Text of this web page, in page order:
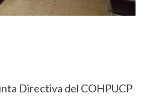
Directiva del COHPUCP